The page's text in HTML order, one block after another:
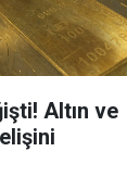
Altın ve